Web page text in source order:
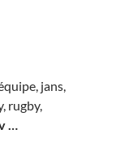
jans,
rugby,
…